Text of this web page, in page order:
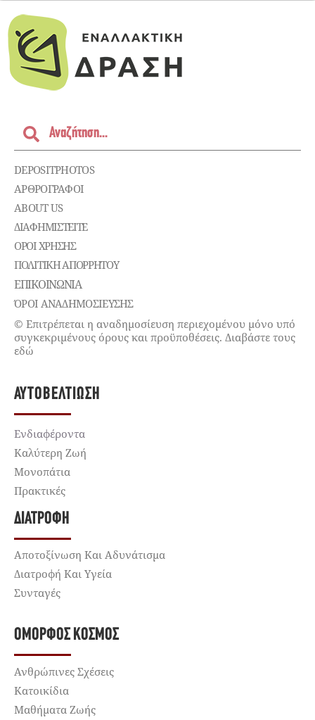
DEPOSITPHOTOS
ΑΡΘΡΟΓΡΑΦΟΙ
ABOUT US
ΔΙΑΦΗΜΙΣΤΕΊΤΕ
ΌΡΟΙ ΧΡΉΣΗΣ
ΠΟΛΙΤΙΚΉ ΑΠΟΡΡΉΤΟΥ
ΕΠΙΚΟΙΝΩΝΊΑ
ΌΡΟΙ ΑΝΑΔΗΜΟΣΙΕΥΣΗΣ
© Επιτρέπεται η αναδημοσίευση περιεχομένου μόνο υπό
συγκεκριμένους όρους και προϋποθέσεις. Διαβάστε τους
εδώ
ΑΥΤΟΒΕΛΤΊΩΣΗ
Ενδιαφέροντα
Καλύτερη Ζωή
Μονοπάτια
Πρακτικές
ΔΙΑΤΡΟΦΉ
Αποτοξίνωση Και Αδυνάτισμα
Διατροφή Και Υγεία
Συνταγές
ΌΜΟΡΦΟΣ ΚΌΣΜΟΣ
Ανθρώπινες Σχέσεις
Κατοικίδια
Μαθήματα Ζωής